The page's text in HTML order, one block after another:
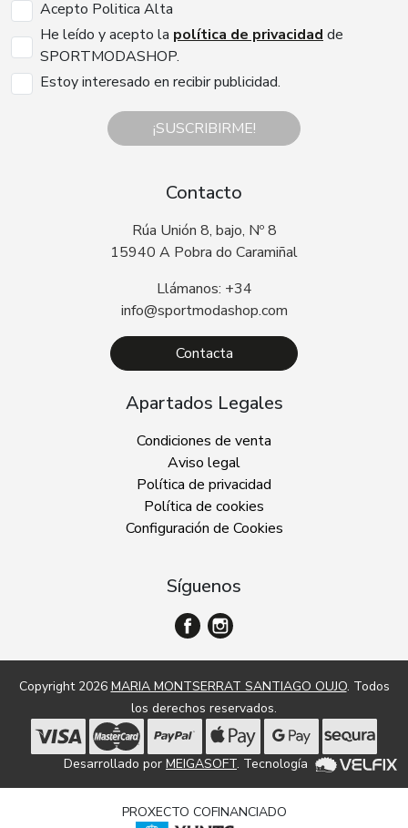
Acepto Politica Alta
He leído y acepto la política de privacidad de
SPORTMODASHOP.
Estoy interesado en recibir publicidad.
¡SUSCRIBIRME!
Contacto
Rúa Unión 8, bajo, Nº 8
15940 A Pobra do Caramiñal
Llámanos: +34
info@sportmodashop.com
Contacta
Apartados Legales
Condiciones de venta
Aviso legal
Política de privacidad
Política de cookies
Configuración de Cookies
Síguenos
Copyright 2026 MARIA MONTSERRAT SANTIAGO OUJO. Todos
los derechos reservados.
Desarrollado por MEIGASOFT. Tecnología
PROXECTO COFINANCIADO